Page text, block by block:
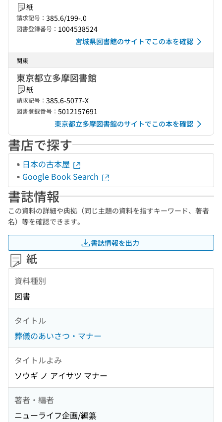
紙
請求記号： 385.6/199-.0
図書登録番号： 1004538524
宮城県図書館のサイトでこの本を確認
関東
東京都立多摩図書館
紙
請求記号： 385.6-5077-X
図書登録番号： 5012157691
東京都立多摩図書館のサイトでこの本を確認
書店で探す
日本の古本屋
Google Book Search
書誌情報
この資料の詳細や典拠（同じ主題の資料を指すキーワード、著者
名）等を確認できます。
書誌情報を出力
紙
資料種別
図書
タイトル
葬儀のあいさつ・マナー
タイトルよみ
ソウギ ノ アイサツ マナー
著者・編者
ニューライフ企画/編纂